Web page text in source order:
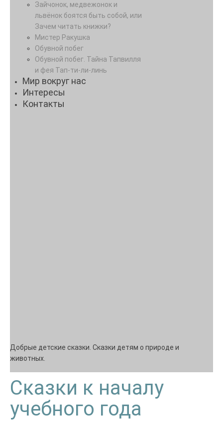
Зайчонок, медвежонок и
львёнок боятся быть собой, или
Зачем читать книжки?
Мистер Ракушка
Обувной побег
Обувной побег. Тайна Тапвилля
и фея Тап-ти-ли-линь
Мир вокруг нас
Интересы
Контакты
Добрые детские сказки. Сказки детям о природе и
животных.
Сказки к началу
учебного года